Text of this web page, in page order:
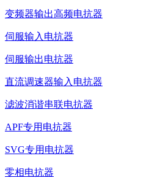
变频器输出高频电抗器
伺服输入电抗器
伺服输出电抗器
直流调速器输入电抗器
滤波消谐串联电抗器
APF专用电抗器
SVG专用电抗器
零相电抗器